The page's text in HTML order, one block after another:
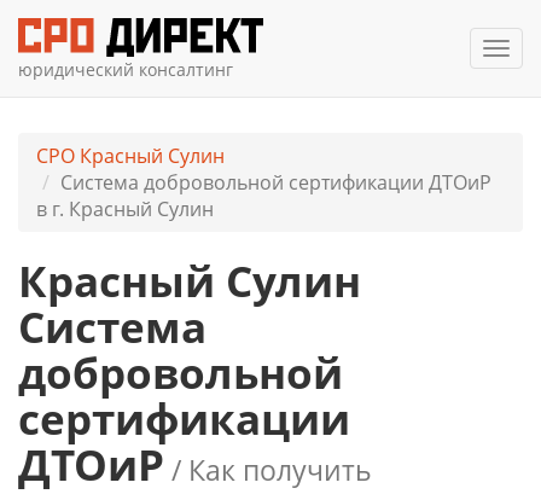
юридический консалтинг
СРО Красный Сулин
Система добровольной сертификации ДТОиР
в г. Красный Сулин
Красный Сулин
Система
добровольной
сертификации
ДТОиР / Как получить